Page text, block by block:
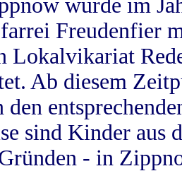
wurde im
Freudenfier
Lokalvikariat
Ab diesem
den
sind Kinder aus
- in